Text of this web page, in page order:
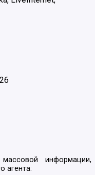
информации,
агента: